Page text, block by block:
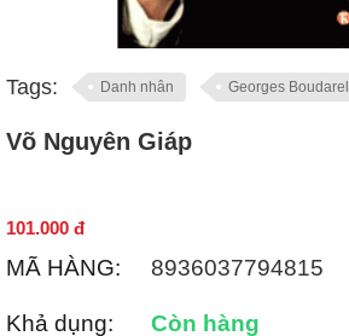
Tags: Danh nhân Georges Boudarel
Võ Nguyên Giáp
101.000 đ
MÃ HÀNG: 8936037794815
Khả dụng:
Còn hàng